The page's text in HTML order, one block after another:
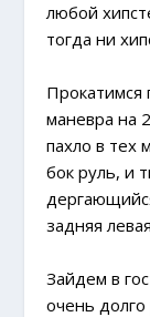
любой
тогда ни
Прокатимся
маневра на
пахло в тех
бок руль, и
задняя
Зайдем в
очень